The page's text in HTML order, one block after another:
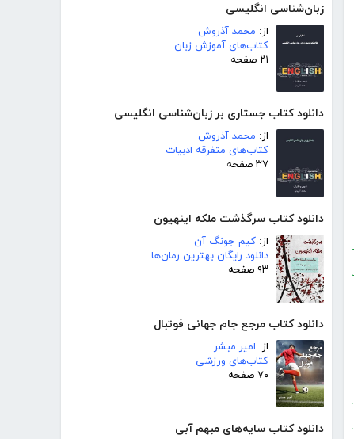
زبان‌شناسی انگلیسی
از: محمد آذروش
کتاب‌های آموزش زبان
۲۱ صفحه
دانلود کتاب جستاری بر زبان‌شناسی انگلیسی
از: محمد آذروش
کتاب‌های متفرقه ادبیات
۳۷ صفحه
دانلود کتاب سرگذشت ملکه اینهیون
از: کیم جونگ آن
دانلود رایگان بهترین رمان‌ها
۹۳ صفحه
دانلود کتاب مرجع جام جهانی فوتبال
از: امیر مبشر
کتاب‌های ورزشی
۷۰ صفحه
دانلود کتاب سایه‌های مبهم آبی